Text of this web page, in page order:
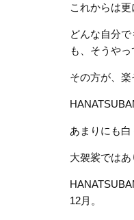
これからは
どんな自分
も、そうやっ
その方が、楽
あまりにも白
大袈裟では
12月。